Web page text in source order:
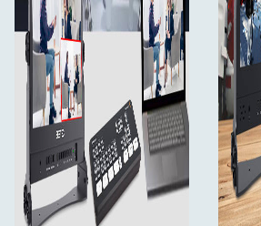
Držák ve tvaru U
Kabel mini/micro HDMI na